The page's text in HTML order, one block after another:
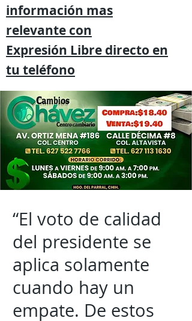
información mas
relevante con
Expresión Libre directo en
tu teléfono
“El voto de calidad
del presidente se
aplica solamente
cuando hay un
empate. De estos